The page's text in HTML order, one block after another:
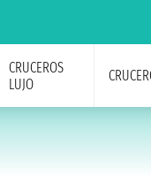
CRUCEROS
LUJO